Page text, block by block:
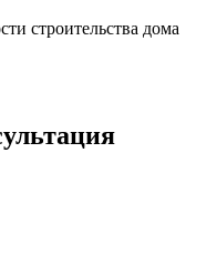
строительства дома